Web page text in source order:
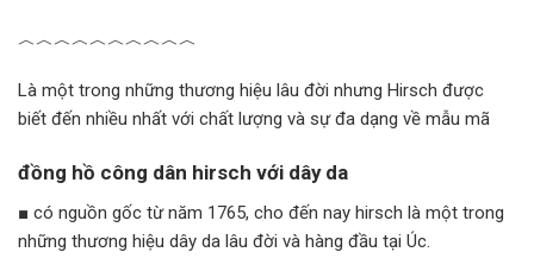
︿︿︿︿︿︿︿︿︿︿
Là một trong những thương hiệu lâu đời nhưng Hirsch được
biết đến nhiều nhất với chất lượng và sự đa dạng về mẫu mã
đồng hồ công dân hirsch với dây da
■ có nguồn gốc từ năm 1765, cho đến nay hirsch là một trong
những thương hiệu dây da lâu đời và hàng đầu tại Úc.